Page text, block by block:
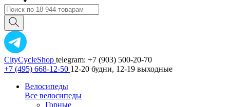
CityCycleShop telegram: +7 (903) 500-20-70
+7 (495) 668-12-50 12-20 будни, 12-19 выходные
Велосипеды
Все велосипеды
Горные